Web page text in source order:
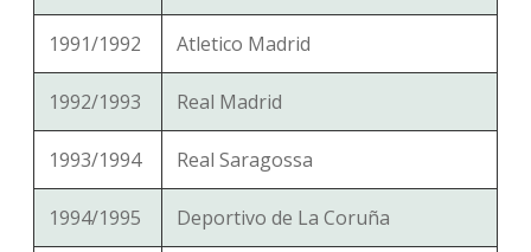
1991/1992 Atletico Madrid
1992/1993 Real Madrid
1993/1994 Real Saragossa
1994/1995 Deportivo de La Coruña